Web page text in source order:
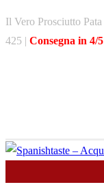
Il Vero Prosciutto
425 | Consegna in 4/